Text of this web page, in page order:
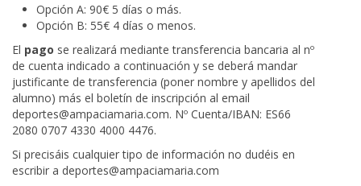
Opción A: 90€ 5 días o más.
Opción B: 55€ 4 días o menos.
El pago se realizará mediante transferencia bancaria al nº
de cuenta indicado a continuación y se deberá mandar
justificante de transferencia (poner nombre y apellidos del
alumno) más el boletín de inscripción al email
deportes@ampaciamaria.com. Nº Cuenta/IBAN: ES66
2080 0707 4330 4000 4476.
Si precisáis cualquier tipo de información no dudéis en
escribir a deportes@ampaciamaria.com